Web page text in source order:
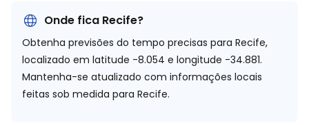
Onde fica Recife?
Obtenha previsões do tempo precisas para Recife,
localizado em latitude -8.054 e longitude -34.881.
Mantenha-se atualizado com informações locais
feitas sob medida para Recife.